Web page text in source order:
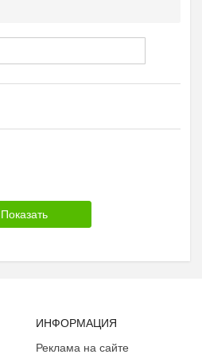
ИНФОРМАЦИЯ
Реклама на сайте